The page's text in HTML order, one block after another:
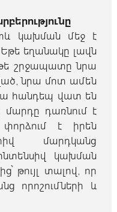
կախման մեջ է
եղանակը լավն
շրջապատը նրա
նրա մոտ ամեն
հանդեպ վատ են
դառնում է
է իրեն
մարդկանց
կախման
թույլ տալով, որ
որոշումների և